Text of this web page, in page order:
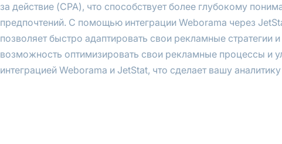
за действие (CPA), что способствует более глубокому
предпочтений. С помощью интеграции Weborama через
позволяет быстро адаптировать свои рекламные
возможность оптимизировать свои рекламные процессы и
интеграцией Weborama и JetStat, что сделает вашу